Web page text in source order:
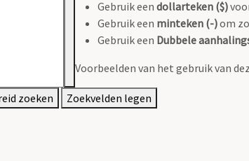
Gebruik een dollarteken ($)
Gebruik een minteken (-)om
Gebruik een Dubbele
Voorbeelden van het gebruik van
zoeken Zoekvelden legen